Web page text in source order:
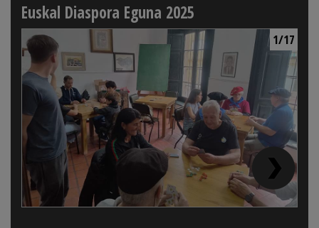
Euskal Diaspora Eguna 2025
1/17